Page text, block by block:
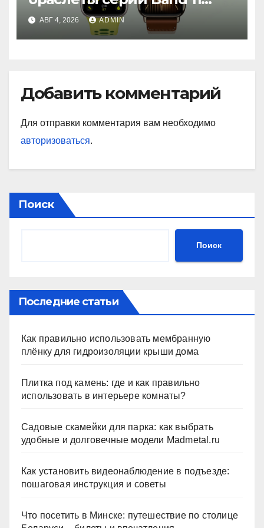
с GPS и автономностью до
26 дней
АВГ 4, 2026 ADMIN
Добавить комментарий
Для отправки комментария вам необходимо
авторизоваться.
Поиск
Поиск
Последние статьи
Как правильно использовать мембранную
плёнку для гидроизоляции крыши дома
Плитка под камень: где и как правильно
использовать в интерьере комнаты?
Садовые скамейки для парка: как выбрать
удобные и долговечные модели Madmetal.ru
Как установить видеонаблюдение в подъезде:
пошаговая инструкция и советы
Что посетить в Минске: путешествие по столице